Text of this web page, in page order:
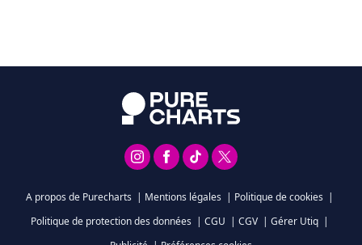
A propos de Purecharts | Mentions légales | Politique de cookies |
Politique de protection des données | CGU | CGV | Gérer Utiq |